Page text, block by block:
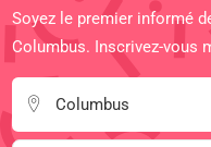
Soyez le premier informé
Columbus. Inscrivez-vous
Columbus